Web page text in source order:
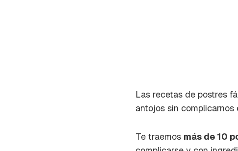
Para
Las recetas de postres
antojos sin
Te traemos más de 10